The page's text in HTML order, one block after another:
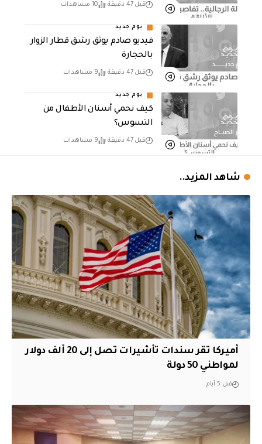
قبل 47 دقيقة 10 مشاهدات
يوم جديد
فيديو صادم يوثق رشق قطار الزوار
بالحجارة
قبل 47 دقيقة 9 مشاهدات
يوم جديد
كيف نحمي أسنان الأطفال من
التسوس؟
قبل 47 دقيقة 9 مشاهدات
شاهد المزيد..
أميركا تقر سندات تأشيرات تصل إلى 20 ألف دولار
لمواطني 50 دولة
قبل 5 أيام